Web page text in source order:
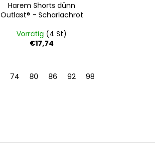
Harem Shorts dünn
Outlast® - Scharlachrot
Vorrätig (4 St)
€17,74
74 80 86 92 98